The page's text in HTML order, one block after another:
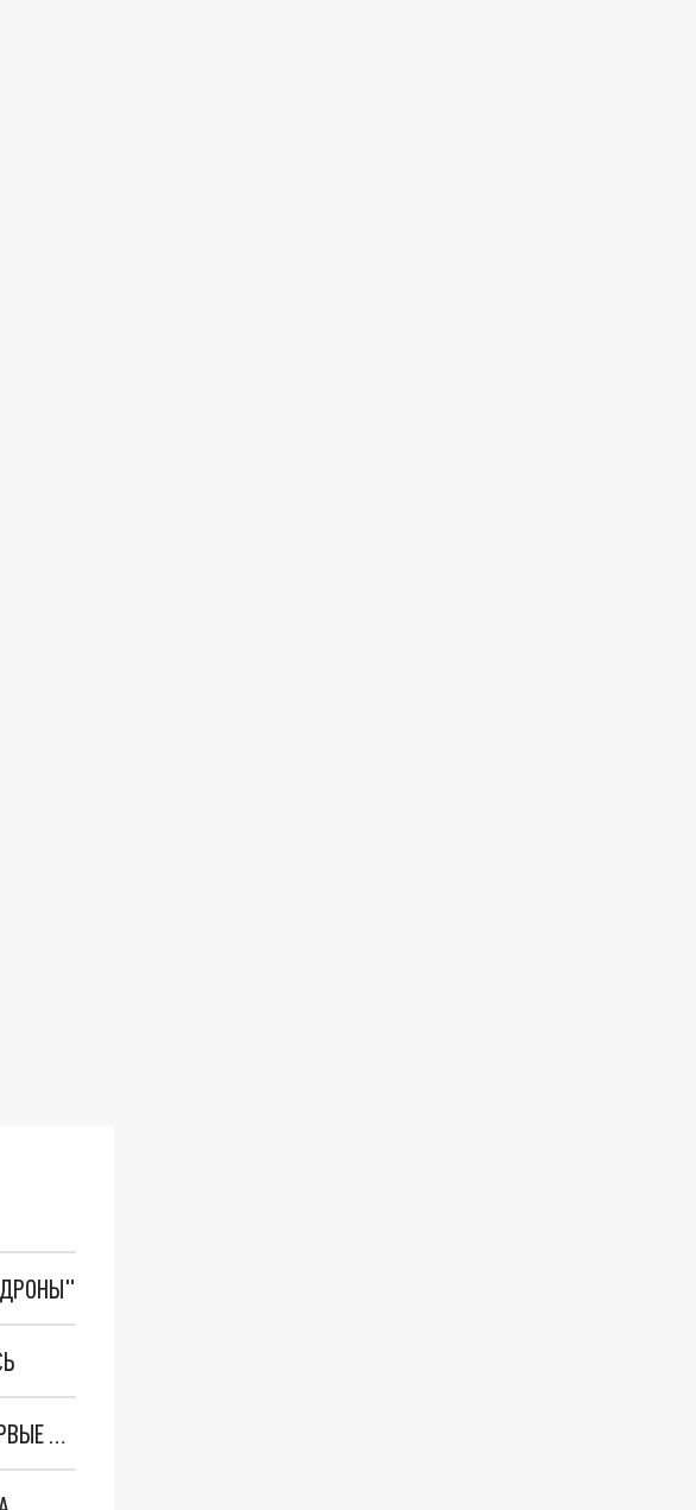
"ОЧЕНЬ ПЛОХИЕ НОВОСТИ": БОЛЬШАЯ ОШИБКА PALANTIR В РОССИИ. СТРАНЫ НАТО ВПЕРВЫЕ ЗА СВО ОСТАНОВИЛИ ПОСТАВКИ ОРУЖИЯ. ВСУ ТЕРЯЮТ ПРИГРАНИЧЬЕ?